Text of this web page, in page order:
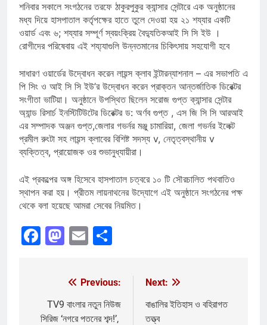
শনিবার সকালে সংগঠনের তরফে ঠাকুরপুকুর ক্যান্সার সেন্টারে এক অনুষ্ঠানের
মধ্য দিয়ে হাসপাতাল কর্তৃপক্ষের হাতে তুলে দেওয়া হয় ২১ শয্যার একটি
ওয়ার্ড এবং ৬; শয্যার সম্পূর্ণ স্বয়ংক্রিয় বৈদ্যুতিকআই সি সি ইউ ।
রোগীদের পরিষেবায় এই শয্য্যাগুলি উন্নতমানের চিকিৎসায় সহযোগী হবে
সাধারণ ওয়ার্ডের উদ্বোধন করেন লায়ন্স ক্লাব ইন্টারন্যাশনাল – এর সভাপতি এ
পি সিং ও আই সি সি ইউ’র উদ্বোধন করেন প্রাক্তন আন্তর্জাতিক ডিরেক্টর
সংগীতা ভাটিয়া। অনুষ্ঠানে উপস্থিত ছিলেন সরোজ গুপ্ত ক্যান্সার সেন্টার
অ্যান্ড রিসার্চ ইনস্টিটিউটের ডিরেক্টর ড: অর্ণব গুপ্ত , এস জি সি সি আরআই
এর সম্পাদক অঞ্জন গুপ্ত,জেলার গভর্নর মঞ্জু চামারিয়া, জেলা গভর্নর ইলেক্ট
প্রমীল রুংটা সহ লায়ন্স ক্লাবের বিশিষ্ট সদস্য v, নেতৃত্বস্থানীয় v
ব্যক্তিত্ব, প্রায়োজক ওর শুভানুধ্যায়ীরা।
এই প্রকল্পের অঙ্গ হিসেবে হাসপাতাল চত্বরে ১০ টি সৌরচালিত পথবাতিও
স্থাপন করা হয়। প্রীতম লায়নাথনের উদ্যোগে এই অনুষ্ঠানে সংগঠনের পক্ষ
থেকে বলা হয়েছে আমরা সেবের নিয়মিত।
Facebook
Mastodon
Email
navigation
Previous:
TV9 বাংলার নতুন নিউজ
সিরিজ ‘নগরে পতনের শব্দ!’,
Next:
বাঙালির ইতিহাস ও বহিরাগত
তত্ত্ব